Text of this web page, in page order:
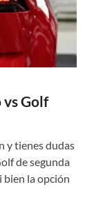
Golf
y tienes dudas
de segunda
bien la opción